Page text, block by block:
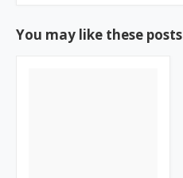
You may like these posts